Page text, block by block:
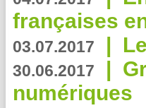
françaises
03.07.2017 |
30.06.2017 |
numériques